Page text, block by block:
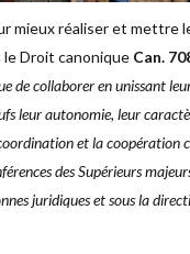
mieux réaliser et mettre
le Droit canonique Can.
de collaborer en unissant
leur autonomie, leur
et la coopération
des Supérieurs
juridiques et sous la